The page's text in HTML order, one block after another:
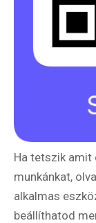
Ha tetszik amit
munkánkat,
alkalmas
beállíthatod